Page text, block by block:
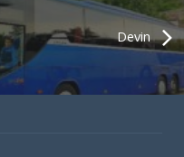
Devin